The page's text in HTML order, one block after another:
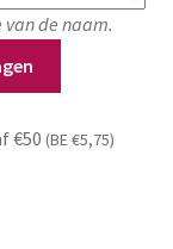
de naam.
€50 (BE €5,75)